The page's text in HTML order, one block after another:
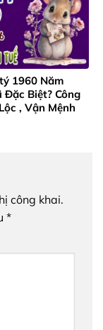
1960 Năm
Đặc Biệt? Công
, Vận Mệnh
công khai.
*